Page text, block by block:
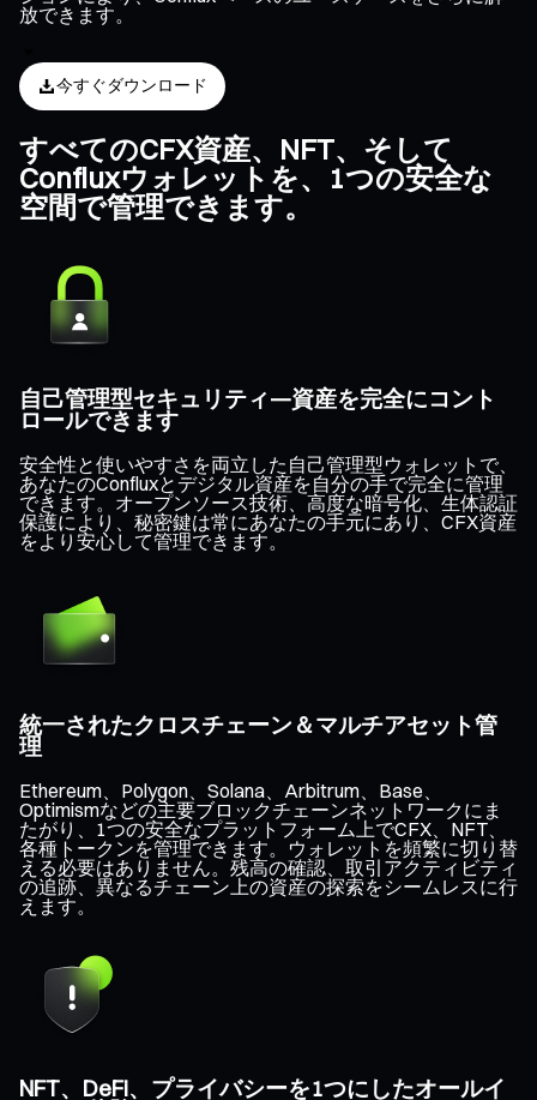
放できます。
今すぐダウンロード
すべてのCFX資産、NFT、そして
Confluxウォレットを、1つの安全な
空間で管理できます。
自己管理型セキュリティ—資産を完全にコント
ロールできます
安全性と使いやすさを両立した自己管理型ウォレットで、
あなたのConfluxとデジタル資産を自分の手で完全に管理
できます。オープンソース技術、高度な暗号化、生体認証
保護により、秘密鍵は常にあなたの手元にあり、CFX資産
をより安心して管理できます。
統一されたクロスチェーン＆マルチアセット管
理
Ethereum、Polygon、Solana、Arbitrum、Base、
Optimismなどの主要ブロックチェーンネットワークにま
たがり、1つの安全なプラットフォーム上でCFX、NFT、
各種トークンを管理できます。ウォレットを頻繁に切り替
える必要はありません。残高の確認、取引アクティビティ
の追跡、異なるチェーン上の資産の探索をシームレスに行
えます。
NFT、DeFi、プライバシーを1つにしたオールイ